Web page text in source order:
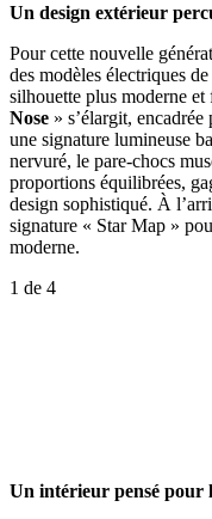
Un design extérieur
Pour cette nouvelle
des modèles électriques
silhouette plus moderne
Nose » s’élargit,
une signature lumineuse
nervuré, le pare-chocs
proportions équilibrées,
design sophistiqué. À
signature « Star Map »
moderne.
1 de 4
Un intérieur pensé pour